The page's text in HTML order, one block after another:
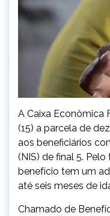
A Caixa Econômica
(15) a parcela de
aos beneficiários
(NIS) de final 5.
benefício tem um
até seis meses de
Chamado de